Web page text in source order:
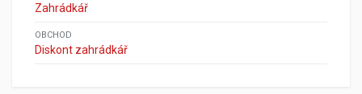
Zahrádkář
OBCHOD
Diskont zahrádkář